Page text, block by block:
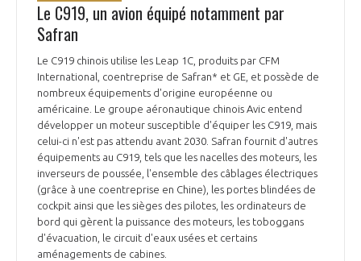
Le C919, un avion équipé notamment par
Safran
Le C919 chinois utilise les Leap 1C, produits par CFM
International, coentreprise de Safran* et GE, et possède de
nombreux équipements d'origine européenne ou
américaine. Le groupe aéronautique chinois Avic entend
développer un moteur susceptible d'équiper les C919, mais
celui-ci n'est pas attendu avant 2030. Safran fournit d'autres
équipements au C919, tels que les nacelles des moteurs, les
inverseurs de poussée, l'ensemble des câblages électriques
(grâce à une coentreprise en Chine), les portes blindées de
cockpit ainsi que les sièges des pilotes, les ordinateurs de
bord qui gèrent la puissance des moteurs, les toboggans
d'évacuation, le circuit d'eaux usées et certains
aménagements de cabines.